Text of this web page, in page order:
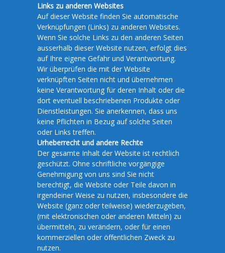
Links zu anderen Websites
Auf dieser Website finden Sie automatische
Verknüpfungen (Links) zu anderen Websites.
Wenn Sie solche Links zu den anderen Seiten
ausserhalb dieser Website nutzen, erfolgt dies
auf Ihre eigene Gefahr und Verantwortung.
Wir überprüfen die mit der Website
verknüpften Seiten nicht und übernehmen
keine Verantwortung für deren Inhalt oder die
dort eventuell beschriebenen Produkte oder
Dienstleistungen. Sie anerkennen, dass uns
keine Pflichten in Bezug auf solche Seiten
oder Links treffen.
Urheberrecht und andere Rechte
Der gesamte Inhalt der Website ist rechtlich
geschützt. Ohne schriftliche vorgängige
Genehmigung von uns sind Sie nicht
berechtigt, die Website oder Teile davon in
irgendeiner Weise zu nutzen, insbesondere die
Website (ganz oder teilweise) wiederzugeben,
(mit elektronischen oder anderen Mitteln) zu
übermitteln, zu verändern, oder für einen
kommerziellen oder öffentlichen Zweck zu
nutzen.